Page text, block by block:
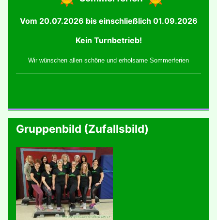
Vom 20.07.2026 bis einschließlich 01.09.2026
Kein Turnbetrieb!
Wir wünschen allen schöne und erholsame Sommerferien
Gruppenbild (Zufallsbild)